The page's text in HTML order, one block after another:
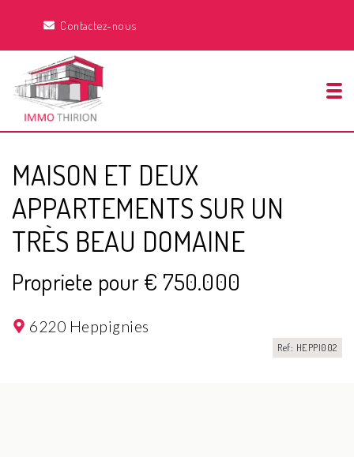
Contactez-nous
MAISON ET DEUX
APPARTEMENTS SUR UN
TRÈS BEAU DOMAINE
Propriete pour € 750.000
6220 Heppignies
Ref: HEPPI002